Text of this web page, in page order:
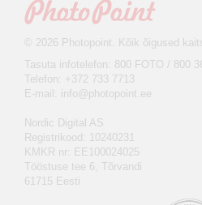
© 2026 Photopoint. Kõik õigused
Tasuta infotelefon: 800 FOTO / 800
Telefon: +372 733 7713
E-mail: info@photopoint.ee
Nordic Digital AS
Registrikood: 10240231
KMKR nr: EE100024025
Tööstuse tee 6, Tõrvandi
61715 Eesti